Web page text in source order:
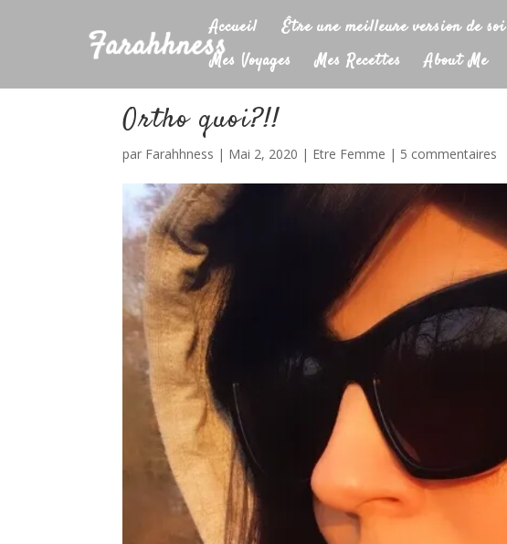
Accueil Être une meilleure version de soi
Mes Voyages
Mes Recettes About Me
Ortho quoi?!!
par Farahhness | Mai 2, 2020 | Etre Femme | 5 commentaires